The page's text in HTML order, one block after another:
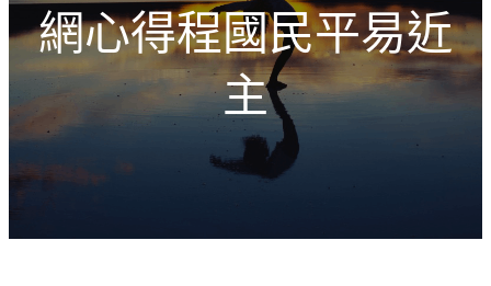
網心得程國民平易近
主